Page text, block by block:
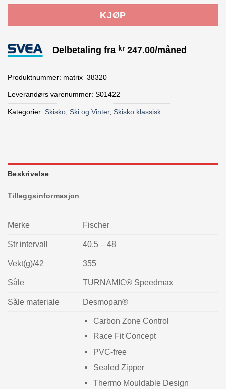
KJØP
Delbetaling fra kr247.00/måned
Produktnummer: matrix_38320
Leverandørs varenummer: S01422
Kategorier: Skisko Ski og Vinter, Skisko klassisk
Beskrivelse
Tilleggsinformasjon
Merke Fischer
Str intervall 40.5 – 48
Vekt(g)/42 355
Såle TURNAMIC® Speedmax
Såle materiale Desmopan®
Carbon Zone Control
Race Fit Concept
PVC-free
Sealed Zipper
Thermo Mouldable Design